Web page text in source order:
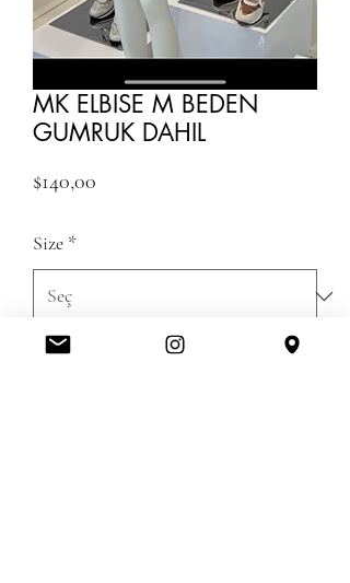
MK ELBISE M BEDEN
GUMRUK DAHIL
$140,00
Size *
Adet *